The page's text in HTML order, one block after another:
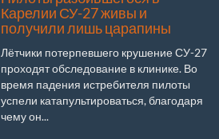
Карелии СУ-27 живы и
получили лишь царапины
Лётчики потерпевшего крушение СУ-27
проходят обследование в клинике. Во
время падения истребителя пилоты
успели катапультироваться, благодаря
чему он...